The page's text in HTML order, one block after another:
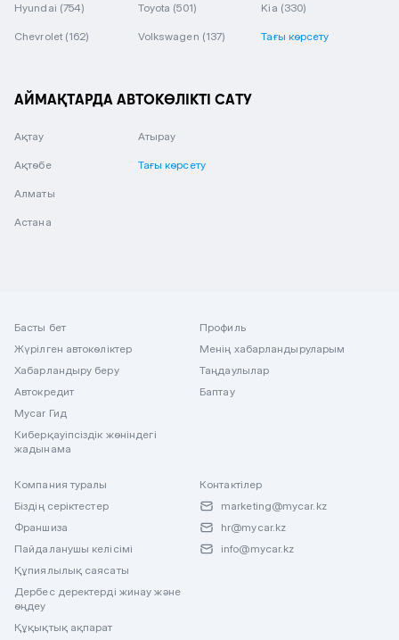
Hyundai (754) Toyota (501) Kia (330)
Chevrolet (162) Volkswagen (137) Тағы көрсету
АЙМАҚТАРДА АВТОКӨЛІКТІ САТУ
Ақтау
Ақтөбе
Алматы
Астана
Атырау
Тағы көрсету
Басты бет
Жүрілген автокөліктер
Хабарландыру беру
Автокредит
Mycar Гид
Киберқауіпсіздік жөніндегі
жадынама
Профиль
Менің хабарландыруларым
Таңдаулылар
Баптау
Компания туралы
Біздің серіктестер
Франшиза
Пайдаланушы келісімі
Құпиялылық саясаты
Дербес деректерді жинау және
өңдеу
Құқықтық ақпарат
Контактілер
marketing@mycar.kz
hr@mycar.kz
info@mycar.kz